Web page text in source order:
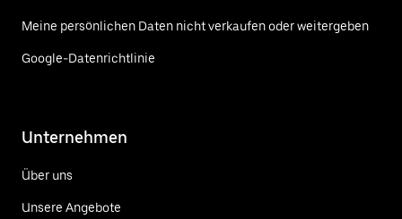
Meine persönlichen Daten nicht verkaufen oder weitergeben
Google-Datenrichtlinie
Unternehmen
Über uns
Unsere Angebote